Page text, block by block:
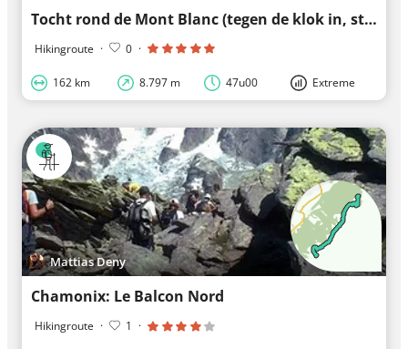
Tocht rond de Mont Blanc (tegen de klok in, start Les Contamines)
Hikingroute · 0 ·
162 km 8.797 m 47u00 Extreme
Mattias Deny
Chamonix: Le Balcon Nord
Hikingroute · 1 ·